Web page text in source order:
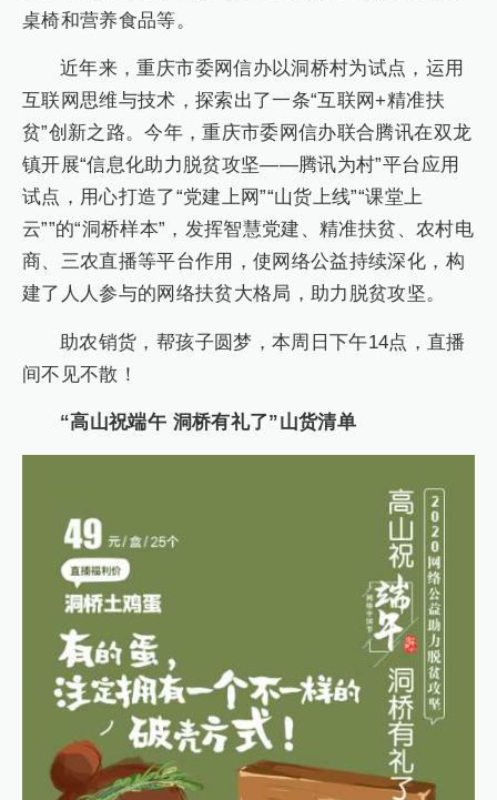
桌椅和营养食品等。
近年来，重庆市委网信办以洞桥村为试点，运用
互联网思维与技术，探索出了一条“互联网+精准扶
贫”创新之路。今年，重庆市委网信办联合腾讯在双龙
镇开展“信息化助力脱贫攻坚——腾讯为村”平台应用
试点，用心打造了“党建上网”“山货上线”“课堂上
云””的“洞桥样本”，发挥智慧党建、精准扶贫、农村电
商、三农直播等平台作用，使网络公益持续深化，构
建了人人参与的网络扶贫大格局，助力脱贫攻坚。
助农销货，帮孩子圆梦，本周日下午14点，直播
间不见不散！
“高山祝端午 洞桥有礼了”山货清单